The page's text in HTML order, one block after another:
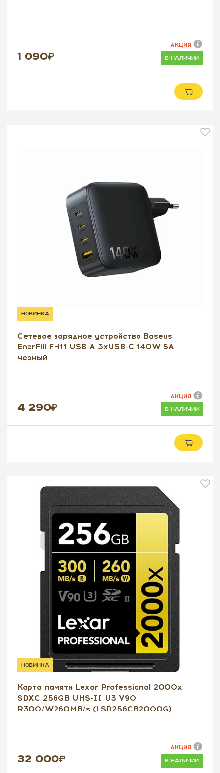
1 090 в наличии
АКЦИЯ
новинка
Сетевое зарядное устройство Baseus
EnerFill FH11 USB-A 3xUSB-C 140W 5A
черный
4 290 в наличии
АКЦИЯ
новинка
Карта памяти Lexar Professional 2000x
SDXC 256GB UHS-II U3 V90
R300/W260MB/s (LSD256CB2000G)
32 000 в наличии
АКЦИЯ